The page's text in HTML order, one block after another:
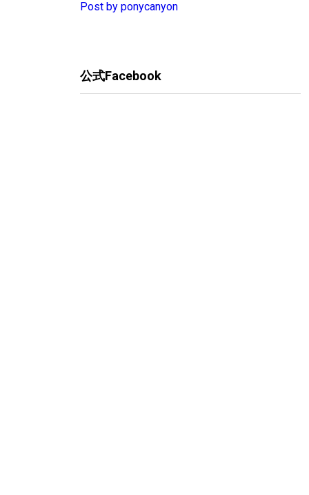
Post by ponycanyon
公式Facebook